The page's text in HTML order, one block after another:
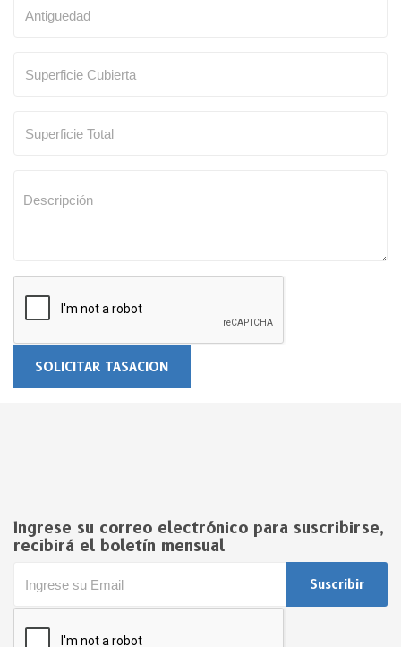
SOLICITAR TASACION
Ingrese su correo electrónico para suscribirse,
recibirá el boletín mensual
Suscribir